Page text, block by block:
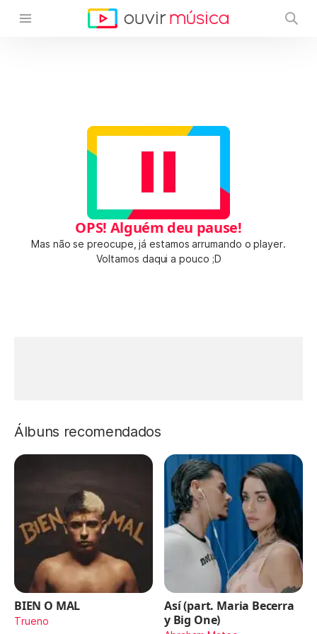
OPS! Alguém deu pause!
Mas não se preocupe, já estamos arrumando o player.
Voltamos daqui a pouco ;D
Álbuns recomendados
BIEN O MAL
Trueno
Así (part. Maria Becerra
y Big One)